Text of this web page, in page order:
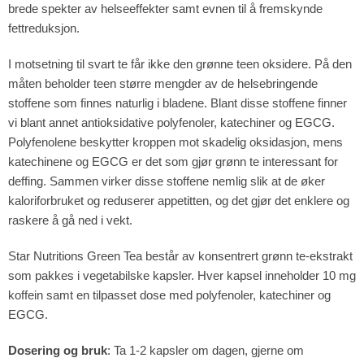
brede spekter av helseeffekter samt evnen til å fremskynde
fettreduksjon.
I motsetning til svart te får ikke den grønne teen oksidere. På den
måten beholder teen større mengder av de helsebringende
stoffene som finnes naturlig i bladene. Blant disse stoffene finner
vi blant annet antioksidative polyfenoler, katechiner og EGCG.
Polyfenolene beskytter kroppen mot skadelig oksidasjon, mens
katechinene og EGCG er det som gjør grønn te interessant for
deffing. Sammen virker disse stoffene nemlig slik at de øker
kaloriforbruket og reduserer appetitten, og det gjør det enklere og
raskere å gå ned i vekt.
Star Nutritions Green Tea består av konsentrert grønn te-ekstrakt
som pakkes i vegetabilske kapsler. Hver kapsel inneholder 10 mg
koffein samt en tilpasset dose med polyfenoler, katechiner og
EGCG.
Dosering og bruk: Ta 1-2 kapsler om dagen, gjerne om